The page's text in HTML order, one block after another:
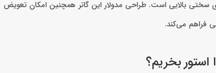
بالایی است. طراحی مدولار این گاتر همچنین امکان تعویض
فراهم می‌کند.